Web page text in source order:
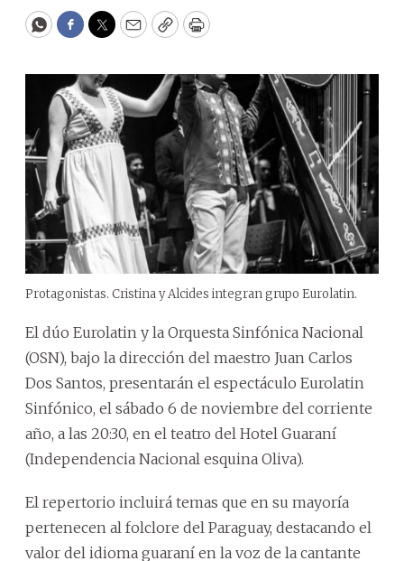
WhatsApp
Facebook
Twitter
EmailCopyPrint
Protagonistas. Cristina y Alcides integran grupo Eurolatin.
El dúo Eurolatin y la Orquesta Sinfónica Nacional
(OSN), bajo la dirección del maestro Juan Carlos
Dos Santos, presentarán el espectáculo Eurolatin
Sinfónico, el sábado 6 de noviembre del corriente
año, a las 20:30, en el teatro del Hotel Guaraní
(Independencia Nacional esquina Oliva).
El repertorio incluirá temas que en su mayoría
pertenecen al folclore del Paraguay, destacando el
valor del idioma guaraní en la voz de la cantante